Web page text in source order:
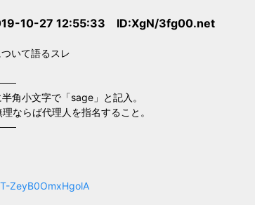
10-27 12:55:33 ID:XgN/3fg00.net
いて語るスレ
角小文字で「sage」と記入。
ならば代理人を指名すること。
ZeyB0OmxHgolA